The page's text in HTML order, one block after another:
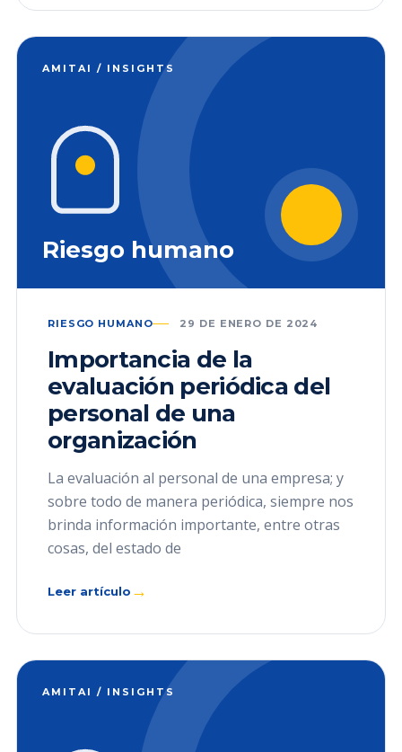
AMITAI / INSIGHTS
Riesgo humano
RIESGO HUMANO 29 DE ENERO DE 2024
Importancia de la
evaluación periódica del
personal de una
organización
La evaluación al personal de una empresa; y
sobre todo de manera periódica, siempre nos
brinda información importante, entre otras
cosas, del estado de
Leer artículo →
AMITAI / INSIGHTS